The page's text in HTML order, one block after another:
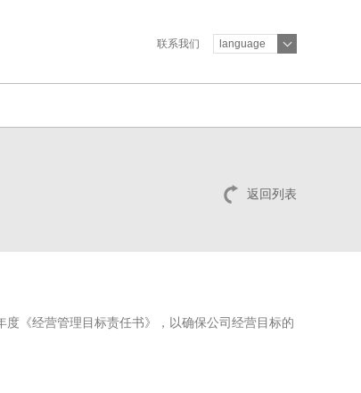
联系我们 language
返回列表
度《经营管理目标责任书》，以确保公司经营目标的